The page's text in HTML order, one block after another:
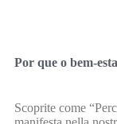
Por que o bem-
Scoprite come